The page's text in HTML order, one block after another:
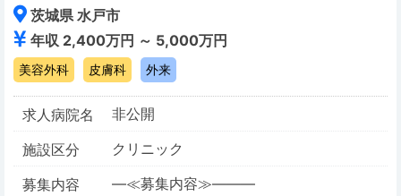
茨城県 水戸市
年収 2,400万円 ～ 5,000万円
美容外科 皮膚科 外来
求人病院名
非公開
施設区分
クリニック
募集内容
―≪募集内容≫―――